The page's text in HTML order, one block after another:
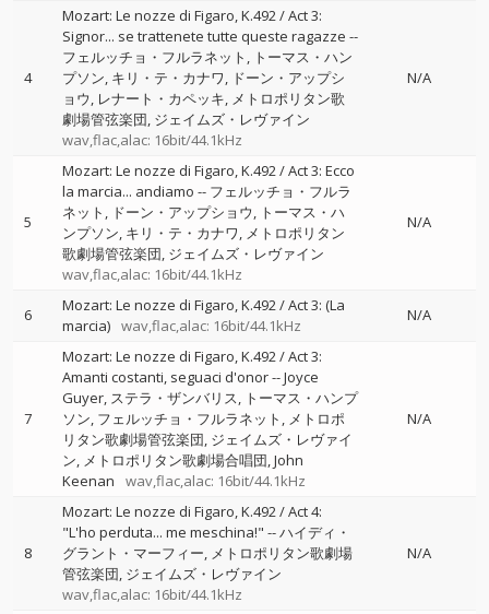
4
Mozart: Le nozze di Figaro, K.492 / Act 3:
Signor... se trattenete tutte queste ragazze --
フェルッチョ・フルラネット
トーマス・ハン
プソン キリ・テ・カナワ
ドーン・アップシ
ョウ レナート・カペッキ メトロポリタン歌
劇場管弦楽団 ジェイムズ・レヴァイン
wav,flac,alac: 16bit/44.1kHz
N/A
5
Mozart: Le nozze di Figaro, K.492 / Act 3: Ecco
la marcia... andiamo -- フェルッチョ・フルラ
ネット
ドーン・アップショウ
トーマス・ハ
ンプソン キリ・テ・カナワ メトロポリタン
歌劇場管弦楽団 ジェイムズ・レヴァイン
wav,flac,alac: 16bit/44.1kHz
N/A
6
Mozart: Le nozze di Figaro, K.492 / Act 3: (La
marcia) wav,flac,alac: 16bit/44.1kHz
N/A
7
Mozart: Le nozze di Figaro, K.492 / Act 3:
Amanti costanti, seguaci d'onor--Joyce
Guyer ステラ・ザンバリス
トーマス・ハンプ
ソン フェルッチョ・フルラネット
メトロポ
リタン歌劇場管弦楽団 ジェイムズ・レヴァイ
ン メトロポリタン歌劇場合唱団 John
Keenan
wav,flac,alac: 16bit/44.1kHz
N/A
8
Mozart: Le nozze di Figaro, K.492 / Act 4:
"L'ho perduta... me meschina!" --ハイディ・
グラント・マーフィー メトロポリタン歌劇場
管弦楽団 ジェイムズ・レヴァイン
wav,flac,alac: 16bit/44.1kHz
N/A